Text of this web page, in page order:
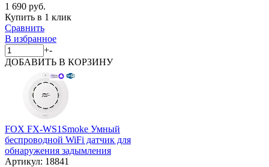
1 690 руб.
Купить в 1 клик
Сравнить
В избранное
+-
ДОБАВИТЬ В КОРЗИНУ
FOX FX-WS1Smoke Умный
беспроводной WiFi датчик для
обнаружения задымления
Артикул: 18841